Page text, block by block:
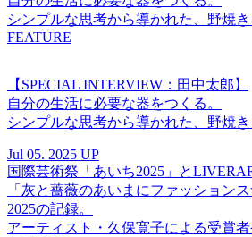
シンプルな思考から導かれた、野焼き
FEATURE
【SPECIAL INTERVIEW：田中太郎】
自分の生活に必要な器をつくる。
シンプルな思考から導かれた、野焼き
Jul 05. 2025 UP
国際芸術祭「あいち2025」と
「灰と薔薇のあいまにファッション
2025の記録。
アーティスト・久保寛子による受賞者